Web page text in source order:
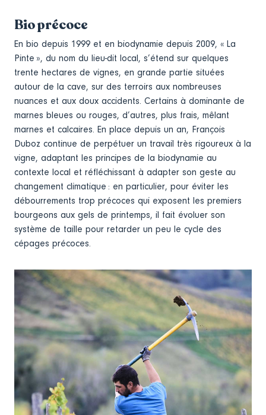
Bio précoce
En bio depuis 1999 et en biodynamie depuis 2009, « La
Pinte », du nom du lieu-dit local, s’étend sur quelques
trente hectares de vignes, en grande partie situées
autour de la cave, sur des terroirs aux nombreuses
nuances et aux doux accidents. Certains à dominante de
marnes bleues ou rouges, d’autres, plus frais, mêlant
marnes et calcaires. En place depuis un an, François
Duboz continue de perpétuer un travail très rigoureux à la
vigne, adaptant les principes de la biodynamie au
contexte local et réfléchissant à adapter son geste au
changement climatique : en particulier, pour éviter les
débourrements trop précoces qui exposent les premiers
bourgeons aux gels de printemps, il fait évoluer son
système de taille pour retarder un peu le cycle des
cépages précoces.